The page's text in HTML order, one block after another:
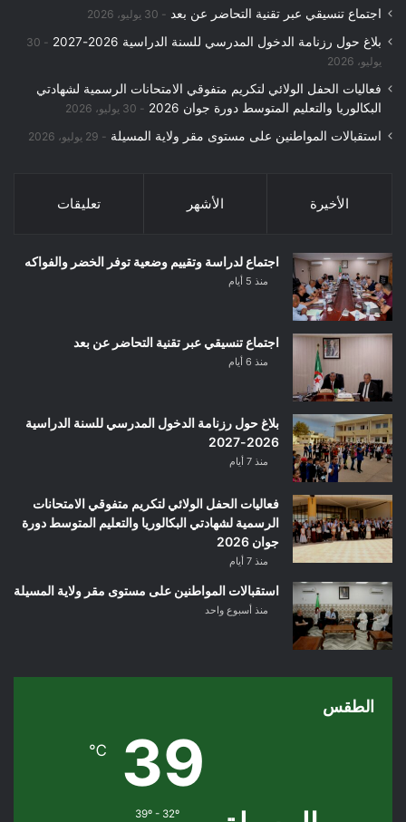
اجتماع تنسيقي عبر تقنية التحاضر عن بعد 30 يوليو، 2026
بلاغ حول رزنامة الدخول المدرسي للسنة الدراسية 2026-2027
30
يوليو، 2026
فعاليات الحفل الولائي لتكريم متفوقي الامتحانات الرسمية لشهادتي
البكالوريا والتعليم المتوسط دورة جوان 2026
30 يوليو، 2026
استقبالات المواطنين على مستوى مقر ولاية المسيلة 29 يوليو، 2026
الأخيرة الأشهر تعليقات
اجتماع لدراسة وتقييم وضعية توفر الخضر والفواكه
منذ 5 أيام
اجتماع تنسيقي عبر تقنية التحاضر عن بعد
منذ 6 أيام
بلاغ حول رزنامة الدخول المدرسي للسنة الدراسية
2026-2027
منذ 7 أيام
فعاليات الحفل الولائي لتكريم متفوقي الامتحانات
الرسمية لشهادتي البكالوريا والتعليم المتوسط دورة
جوان 2026
منذ 7 أيام
استقبالات المواطنين على مستوى مقر ولاية المسيلة
منذ أسبوع واحد
الطقس
39
℃
39º - 32º